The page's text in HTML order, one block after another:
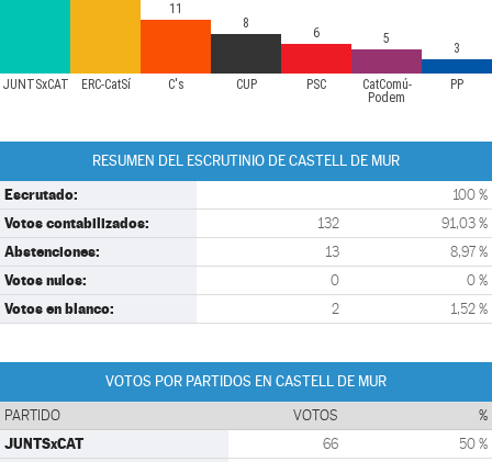
JUNTSxCAT ERC-CatSí C's CUP PSC
CatComú-
Podem
PP
11
8
6 5
3
RESUMEN DEL ESCRUTINIO DE CASTELL DE MUR
Escrutado: 100 %
Votos contabilizados: 132 91,03 %
Abstenciones: 13 8,97 %
Votos nulos: 0 0 %
Votos en blanco: 2 1,52 %
VOTOS POR PARTIDOS EN CASTELL DE MUR
PARTIDO VOTOS %
JUNTSxCAT 66 50 %